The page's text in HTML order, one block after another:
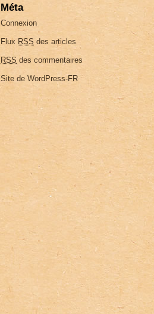
Méta
Connexion
Flux RSS des articles
RSS des commentaires
Site de WordPress-FR